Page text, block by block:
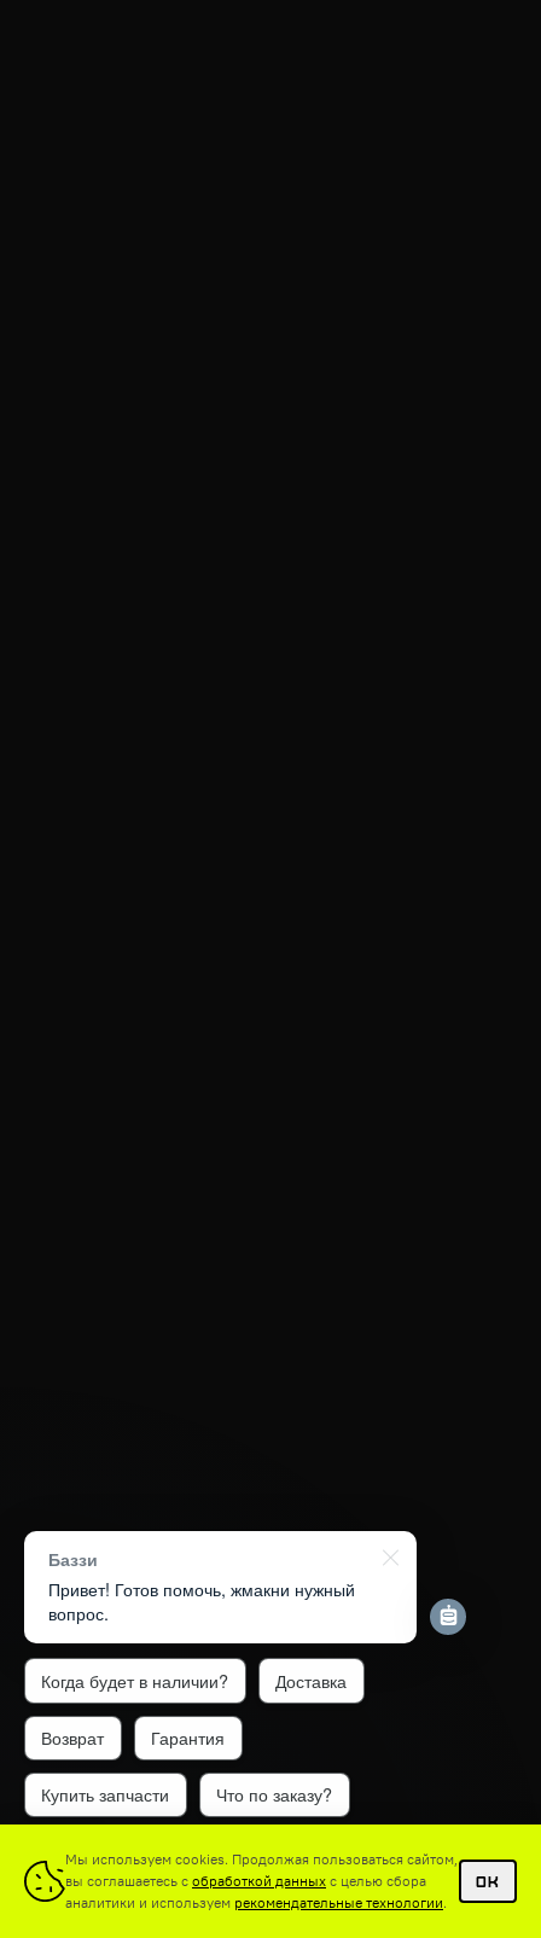
Мы используем cookies. Продолжая пользоваться сайтом,
вы соглашаетесь с обработкой данных с целью сбора
аналитики и используем рекомендательные технологии.
OK
1
Баззи
Привет! Готов помочь, жмакни нужный
вопрос.
Когда будет в наличии? Доставка
Возврат Гарантия
Купить запчасти Что по заказу?